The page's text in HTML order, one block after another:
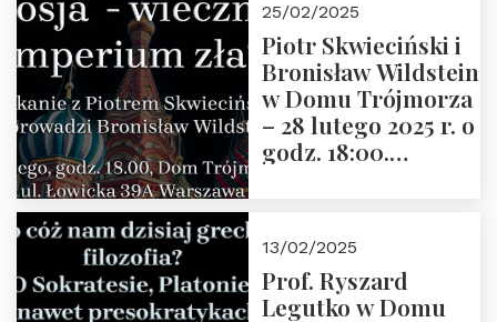
2025 r. godz. 17:30,
DAW ul. Miodowa
17/19
25/02/2025
Piotr Skwieciński i
Bronisław Wildstein
w Domu Trójmorza
– 28 lutego 2025 r. o
godz. 18:00.
13/02/2025
Prof. Ryszard
Legutko w Domu